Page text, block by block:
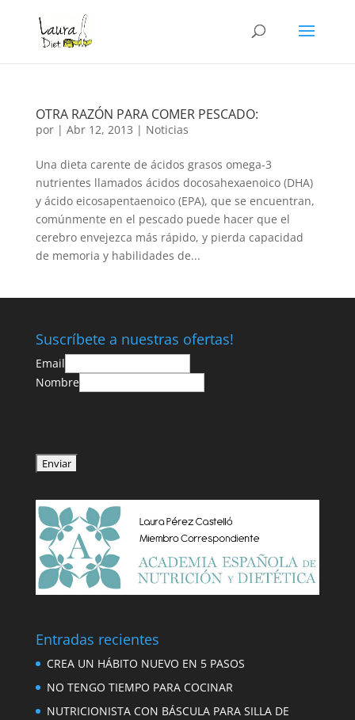
OTRA RAZÓN PARA COMER PESCADO:
por | Abr 12, 2013 | Noticias
Una dieta carente de ácidos grasos omega-3
nutrientes llamados ácidos docosahexaenoico (DHA)
y ácido eicosapentaenoico (EPA), que se encuentran,
comúnmente en el pescado puede hacer que el
cerebro envejezca más rápido, y pierda capacidad
de memoria y habilidades de...
Suscríbete a nuestras ofertas!
Email
Nombre
Entradas recientes
CREA UN HÁBITO NUEVO EN 5 PASOS
NO TENGO TIEMPO PARA COCINAR
NUTRICIONISTA CON BÁSCULA PARA SILLA DE